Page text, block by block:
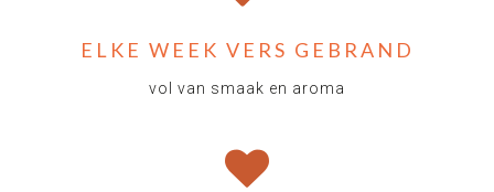
ELKE WEEK VERS GEBRAND
vol van smaak en aroma